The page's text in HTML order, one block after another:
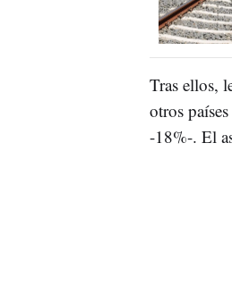
Tras ellos,
otros
-18%-. El